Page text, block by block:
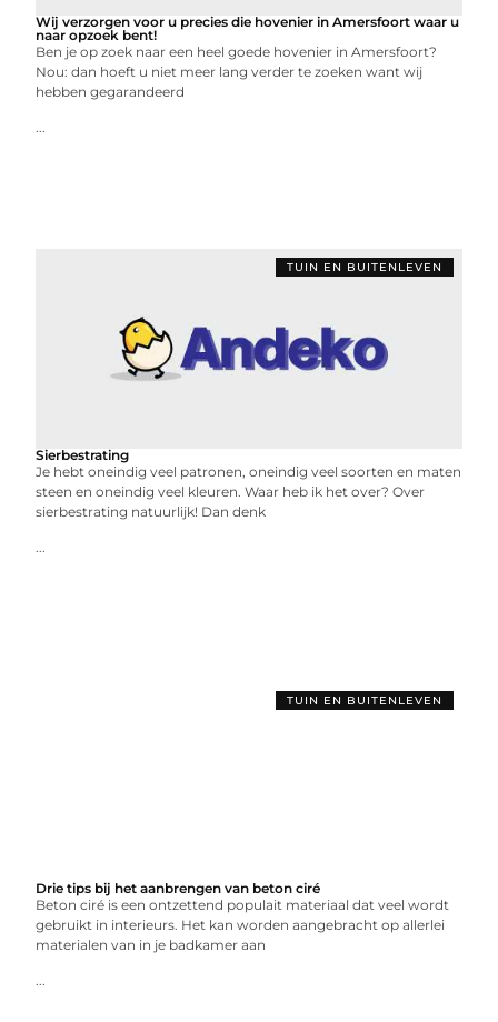
Wij verzorgen voor u precies die hovenier in Amersfoort waar u
naar opzoek bent!
Ben je op zoek naar een heel goede hovenier in Amersfoort?
Nou: dan hoeft u niet meer lang verder te zoeken want wij
hebben gegarandeerd
...
TUIN EN BUITENLEVEN
Sierbestrating
Je hebt oneindig veel patronen, oneindig veel soorten en maten
steen en oneindig veel kleuren. Waar heb ik het over? Over
sierbestrating natuurlijk! Dan denk
...
TUIN EN BUITENLEVEN
Drie tips bij het aanbrengen van beton ciré
Beton ciré is een ontzettend populait materiaal dat veel wordt
gebruikt in interieurs. Het kan worden aangebracht op allerlei
materialen van in je badkamer aan
...